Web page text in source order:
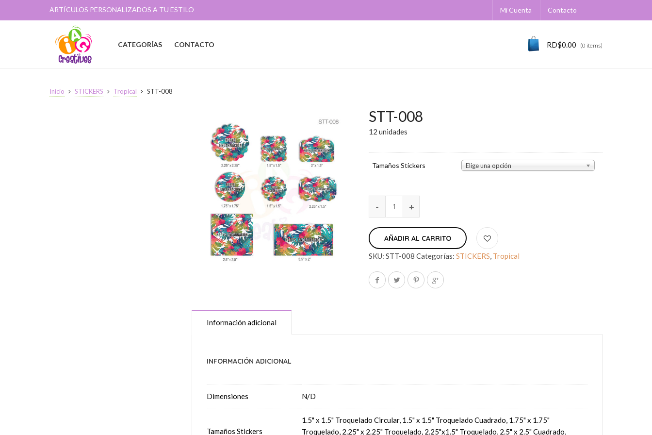
ARTÍCULOS PERSONALIZADOS A TU ESTILO Mi Cuenta Contacto
RD$0.00 (0 items)
CATEGORÍAS CONTACTO
Inicio STICKERS Tropical STT-008
STT-008
12 unidades
Tamaños Stickers Elige una opción
AÑADIR AL CARRITO
SKU:STT-008 Categorías:STICKERS, Tropical
Información adicional
INFORMACIÓN ADICIONAL
Dimensiones N/D
Tamaños Stickers
1.5" x 1.5" Troquelado Circular, 1.5" x 1.5" Troquelado Cuadrado, 1.75" x 1.75"
Troquelado, 2.25" x 2.25" Troquelado, 2.25"x1.5" Troquelado, 2.5" x 2.5" Cuadrado,